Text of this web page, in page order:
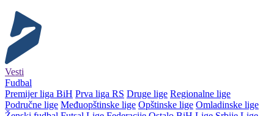
Vesti
Fudbal
Premijer liga BiH Prva liga RS Druge lige Regionalne lige
Područne lige Međuopštinske lige Opštinske lige Omladinske lige